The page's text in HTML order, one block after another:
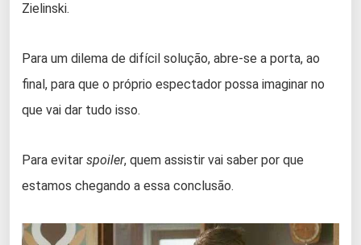
Zielinski.
Para um dilema de difícil solução, abre-se a porta, ao
final, para que o próprio espectador possa imaginar no
que vai dar tudo isso.
Para evitar spoiler, quem assistir vai saber por que
estamos chegando a essa conclusão.